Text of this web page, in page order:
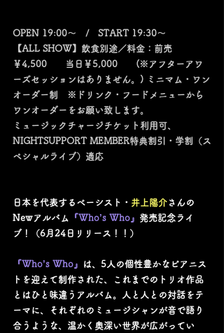
OPEN 19:00～　/　START 19:30～
【ALL SHOW】飲食別途／料金：前売
￥4,500　　当日￥5,000　　(※アフターアワ
ーズセッションはありません。) ミニマム・ワン
オーダー制　※ドリンク・フードメニューから
ワンオーダーをお願い致します。
ミュージックチャージチケット利用可、
NIGHTSUPPORT MEMBER特典割引・学割（ス
ペシャルライブ）適応
日本を代表するベーシスト・ 井上陽介 さんの
Newアルバム
『Who’s Who』 発売記念ライ
ブ！（6月24日リリース！！）
『Who’s Who』
は、5人の個性豊かなピアニス
トを迎えて制作された、これまでのトリオ作品
とはひと味違うアルバム。人と人との対話をテ
ーマに、それぞれのミュージシャンが音で語り
合うような、温かく奥深い世界が広がってい